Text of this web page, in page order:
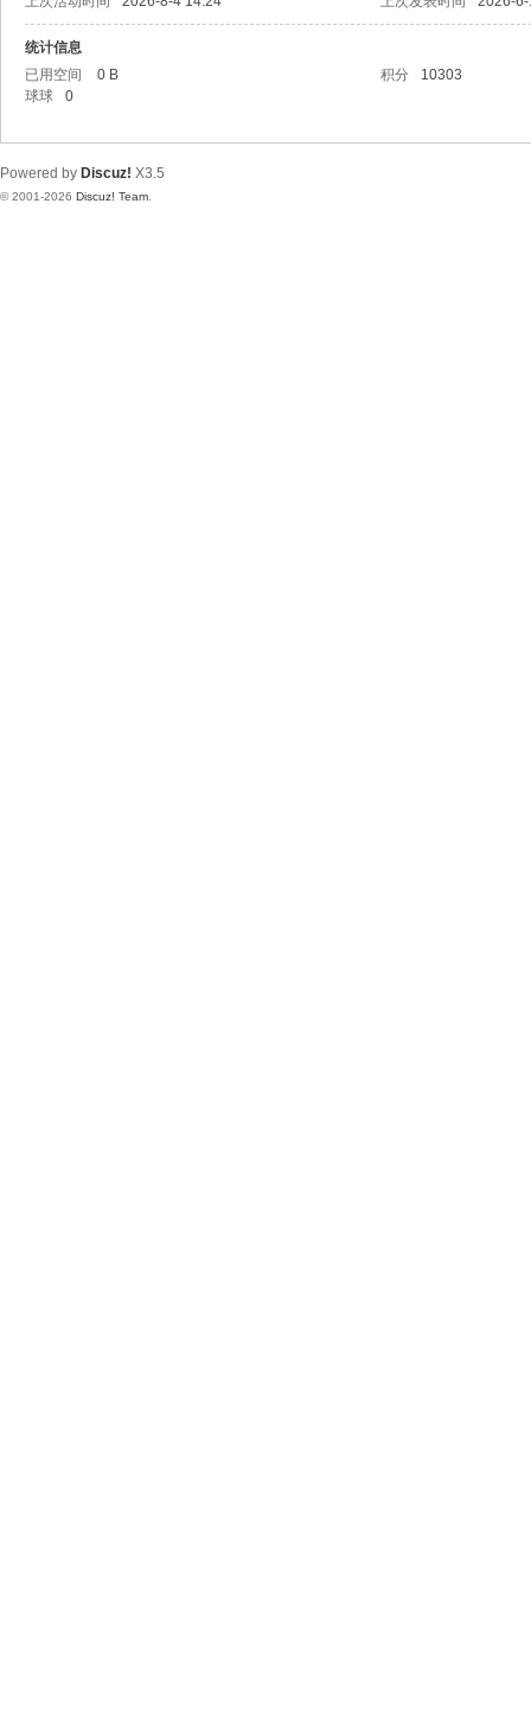
统计信息
已用空间
0 B 积分
10303
球球
0
Powered by Discuz! X3.5
© 2001-2026 Discuz! Team